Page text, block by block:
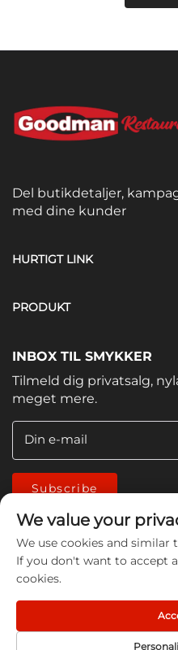
Del butikdetaljer,
med dine kunder
HURTIGT LINK
PRODUKT
INBOX TIL SMYKKER
Tilmeld dig privatsalg,
meget mere.
Din e-mail
Subscribe
Copyright © 2026 China
products Co., LTD. All
We value your
We use cookies and similar
If you don't want to accept
cookies.